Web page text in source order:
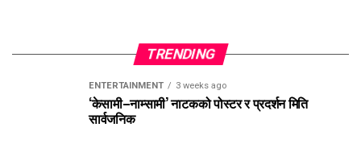
TRENDING
ENTERTAINMENT 3 weeks ago
‘केसामी–नाम्सामी’ नाटकको पोस्टर र प्रदर्शन मिति
सार्वजनिक